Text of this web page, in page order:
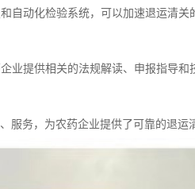
自动化检验系统，可以加速退运清关
业提供相关的法规解读、申报指导和
服务，为农药企业提供了可靠的退运